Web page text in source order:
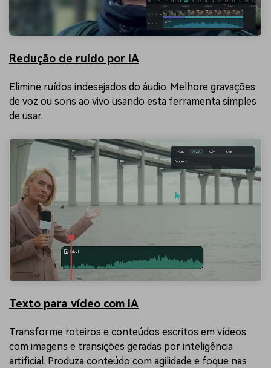
Redução de ruído por IA
Elimine ruídos indesejados do áudio. Melhore gravações
de voz ou sons ao vivo usando esta ferramenta simples
de usar.
Texto para vídeo com IA
Transforme roteiros e conteúdos escritos em vídeos
com imagens e transições geradas por inteligência
artificial. Produza conteúdo com agilidade e foque nas